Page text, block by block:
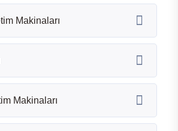
Makinaları
Makinaları